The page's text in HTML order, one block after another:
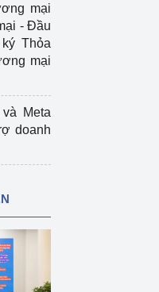
mại
- Đầu
Thỏa
mại
Meta
doanh